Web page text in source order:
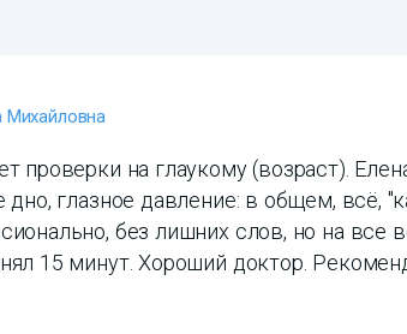
Михайловна
проверки на глаукому (возраст).
дно, глазное давление: в общем, всё,
без лишних слов, но на все
15 минут. Хороший доктор.